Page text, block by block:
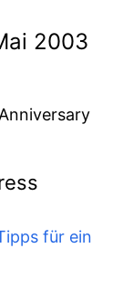
2003
für ein